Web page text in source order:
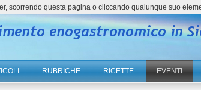
RUBRICHE RICETTE EVENTI
scorrendo questa pagina o cliccando qualunque suo